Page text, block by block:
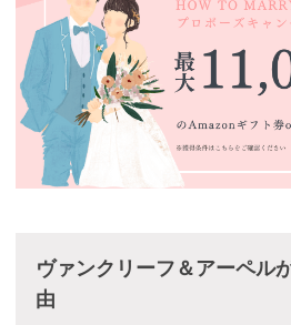
ヴァンクリーフ＆アーペル
由